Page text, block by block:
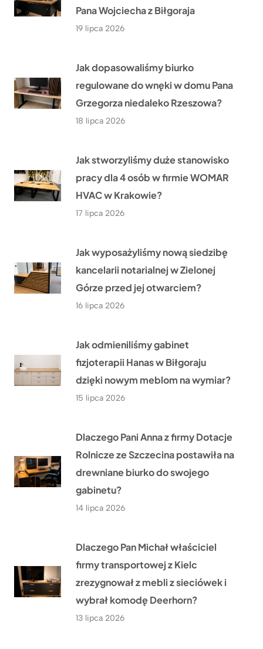
Pana Wojciecha z Biłgoraja
19 lipca 2026
Jak dopasowaliśmy biurko
regulowane do wnęki w domu Pana
Grzegorza niedaleko Rzeszowa?
18 lipca 2026
Jak stworzyliśmy duże stanowisko
pracy dla 4 osób w firmie WOMAR
HVAC w Krakowie?
17 lipca 2026
Jak wyposażyliśmy nową siedzibę
kancelarii notarialnej w Zielonej
Górze przed jej otwarciem?
16 lipca 2026
Jak odmieniliśmy gabinet
fizjoterapii Hanas w Biłgoraju
dzięki nowym meblom na wymiar?
15 lipca 2026
Dlaczego Pani Anna z firmy Dotacje
Rolnicze ze Szczecina postawiła na
drewniane biurko do swojego
gabinetu?
14 lipca 2026
Dlaczego Pan Michał właściciel
firmy transportowej z Kielc
zrezygnował z mebli z sieciówek i
wybrał komodę Deerhorn?
13 lipca 2026